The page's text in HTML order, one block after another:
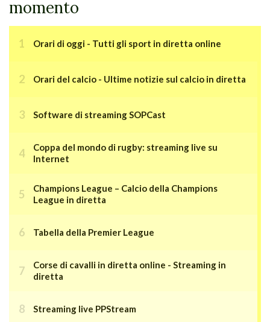
momento
Orari di oggi - Tutti gli sport in diretta online
Orari del calcio - Ultime notizie sul calcio in diretta
Software di streaming SOPCast
Coppa del mondo di rugby: streaming live su
Internet
Champions League – Calcio della Champions
League in diretta
Tabella della Premier League
Corse di cavalli in diretta online - Streaming in
diretta
Streaming live PPStream